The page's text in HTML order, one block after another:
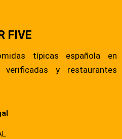
FIVE
típicas española en
verificadas y restaurantes